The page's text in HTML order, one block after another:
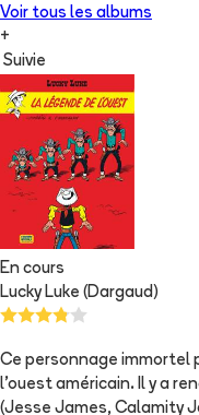
Voir tous les albums
+
Suivie
En cours
Lucky Luke (Dargaud)
Ce personnage immortel
l'ouest américain. Il y a
(Jesse James, Calamity